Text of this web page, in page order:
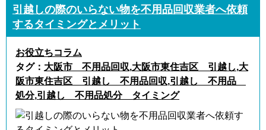
引越しの際のいらない物を不用品回収業者へ依頼
するタイミングとメリット
お役立ちコラム
タグ： 大阪市 不用品回収,大阪市東住吉区 引越し,大
阪市東住吉区 引越し 不用品回収,引越し 不用品
処分,引越し 不用品処分 タイミング